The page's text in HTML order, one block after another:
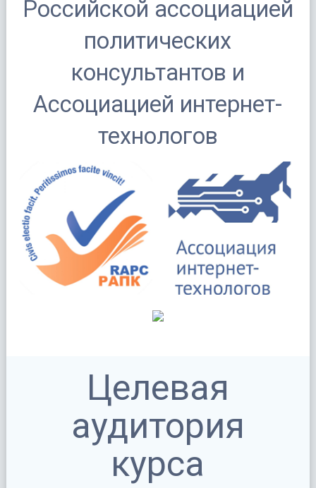
Российской ассоциацией
политических
консультантов и
Ассоциацией интернет-
технологов
Целевая
аудитория
курса